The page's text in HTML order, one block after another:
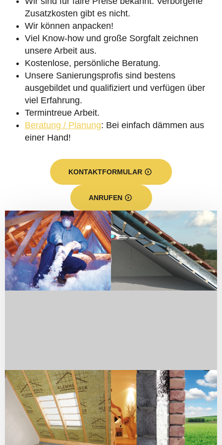
Zusatzkosten gibt es nicht.
Wir können anpacken!
Viel Know-how und große Sorgfalt zeichnen
unsere Arbeit aus.
Kostenlose, persönliche Beratung.
Unsere Sanierungsprofis sind bestens
ausgebildet und qualifiziert und verfügen über
viel Erfahrung.
Termintreue Arbeit.
Beratung / Planung: Bei einfach dämmen aus
einer Hand!
KONTAKTFORMULAR
ANRUFEN